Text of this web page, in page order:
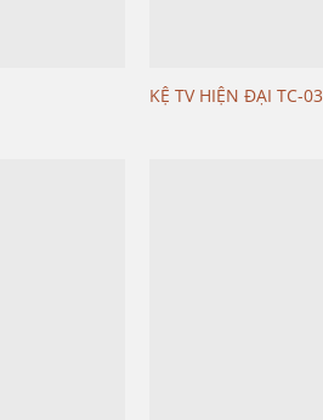
KỆ TV HIỆN ĐẠI TC-03